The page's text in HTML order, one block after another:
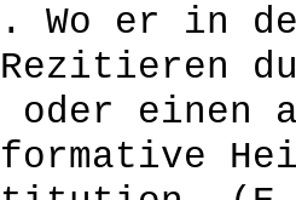
Wo er in
oder einen